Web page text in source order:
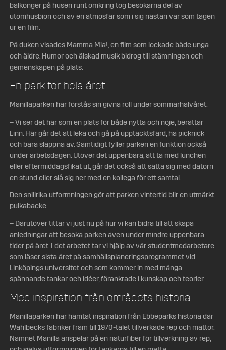
balkonger på husen runt omkring tog besökarna del av
utomhusbion och av en atmosfär som i sig nästan var som tagen
ur en film.
På duken visades Mamma Mia!, en film som lockade både unga
och äldre. Humor och älskad musik bidrog till stämningen och
gemenskapen på plats.
En park för hela året
Manillaparken har förstås sin givna roll under sommarhalvåret.
– Vi ser det här som en plats för både nytta och nöje, berättar
Linn. Här går det att leka och gå på upptäcktsfärd, ha picknick
och bara slappna av. Samtidigt fyller parken en funktion också
under arbetsdagen. Utöver det uppenbara, att ta med lunchen
eller eftermiddagsfikat ut, går det också att sätta sig med datorn
en stund eller slå sig ner med en kollega för ett samtal.
Den snillrika utformningen gör att parken vintertid blir en utmärkt
pulkabacke.
– Därutöver tittar vi just nu på hur vi kan bidra till att skapa
anledningar att besöka parken även under mindre uppenbara
tider på året. I det arbetet tar vi hjälp av vår studentmedarbetare
som läser sista året på samhällsplaneringsprogrammet vid
Linköpings universitet och som kommer in med många
spännande tankar och idéer, förankrade i kunskap och teorier
Med inspiration från områdets historia
Manillaparken har hämtat inspiration från Ebbeparks historia där
Wahlbecks fabriker fram till 1970-talet tillverkade rep och mattor.
Namnet Manilla anspelar på en naturfiber för tillverkning av rep,